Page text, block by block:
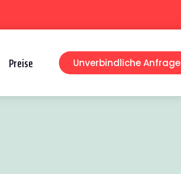
Preise Unverbindliche Anfrage